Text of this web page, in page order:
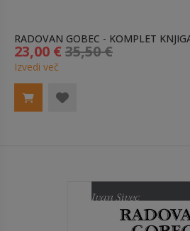
RADOVAN GOBEC - KOMPLET
23,00 € 35,50 €
Izvedi več